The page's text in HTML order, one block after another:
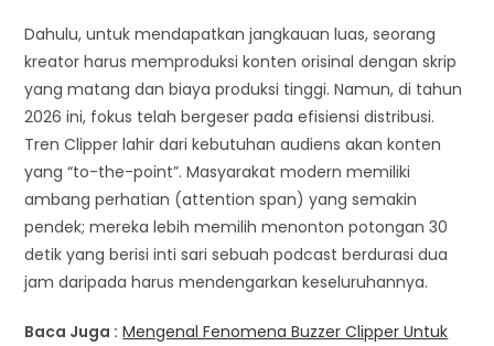
Dahulu, untuk mendapatkan jangkauan luas, seorang
kreator harus memproduksi konten orisinal dengan skrip
yang matang dan biaya produksi tinggi. Namun, di tahun
2026 ini, fokus telah bergeser pada efisiensi distribusi.
Tren Clipper lahir dari kebutuhan audiens akan konten
yang “to-the-point”. Masyarakat modern memiliki
ambang perhatian (attention span) yang semakin
pendek; mereka lebih memilih menonton potongan 30
detik yang berisi inti sari sebuah podcast berdurasi dua
jam daripada harus mendengarkan keseluruhannya.
Baca Juga : Mengenal Fenomena Buzzer Clipper Untuk